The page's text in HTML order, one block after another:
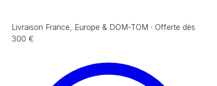
Livraison France, Europe & DOM-TOM · Offerte dès
300 €